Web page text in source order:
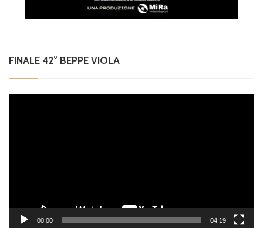
FINALE 42° BEPPE VIOLA
00:00 04:19